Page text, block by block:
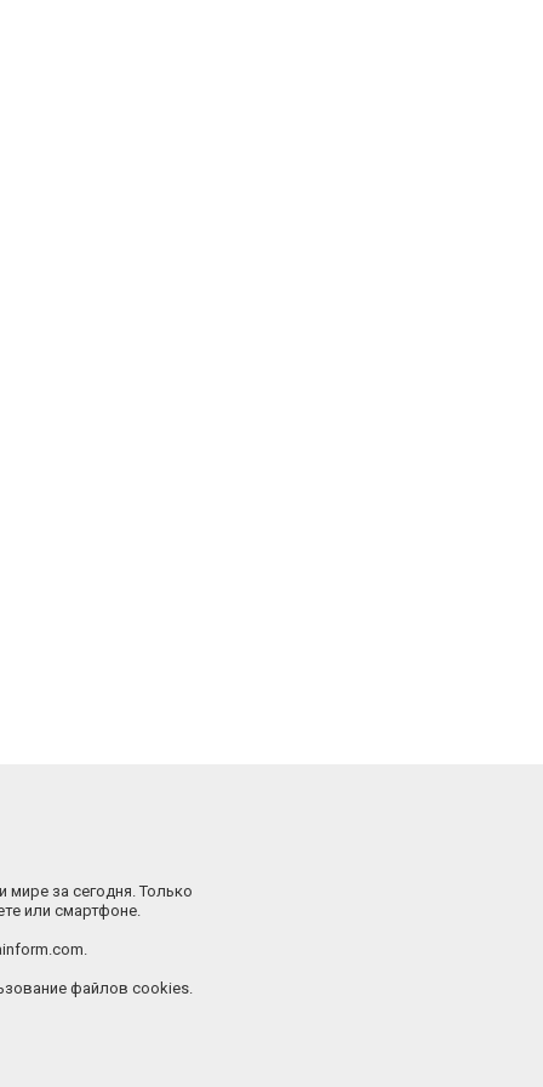
мире за сегодня. Только
или смартфоне.
файлов cookies.